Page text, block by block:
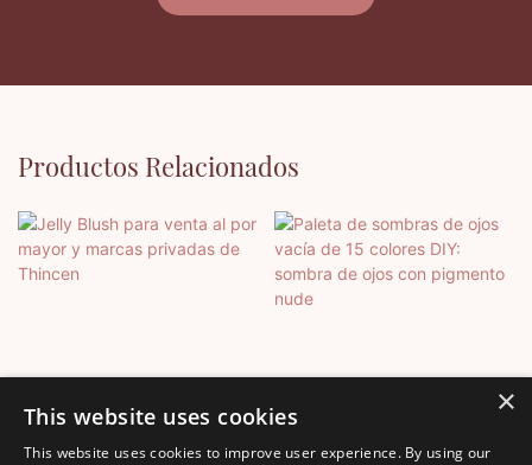
Productos Relacionados
×
This website uses cookies
This website uses cookies to improve user experience. By using our